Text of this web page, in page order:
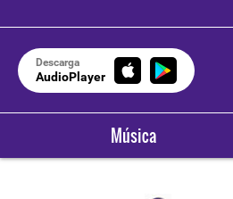
Descarga
AudioPlayer
Música